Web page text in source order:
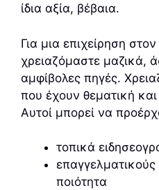
ίδια αξία, βέβαια.
Για μια επιχείρηση
χρειαζόμαστε μαζικά,
αμφίβολες πηγές.
που έχουν θεματική
Αυτοί μπορεί να
τοπικά
ποιότητα